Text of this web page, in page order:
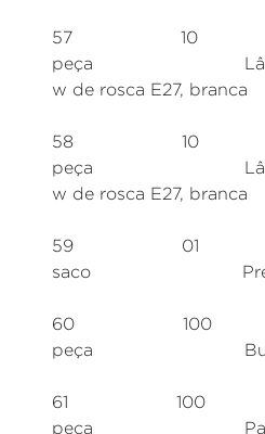
57
peça
w de rosca E27, branca
58
peça
w de rosca E27, branca
59
saco Prego
60
peça Bucha
61
peça